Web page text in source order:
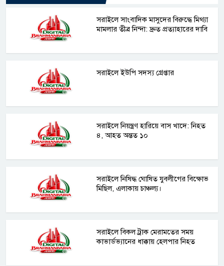
সরাইলে সাংবাদিক মাসুদের বিরুদ্ধে মিথ্যা
মামলার তীব্র নিন্দা: দ্রুত প্রত্যাহারের দাবি
সরাইলে ইউপি সদস্য গ্রেপ্তার
সরাইলে নিয়ন্ত্রণ হারিয়ে বাস খাদে: নিহত
৪, আহত অন্তত ১০
সরাইলে নিষিদ্ধ ঘোষিত যুবলীগের বিক্ষোভ
মিছিল, এলাকায় চাঞ্চল্য।
সরাইলে বিকল ট্রাক মেরামতের সময়
কাভার্ডভ্যানের ধাক্কায় হেলপার নিহত